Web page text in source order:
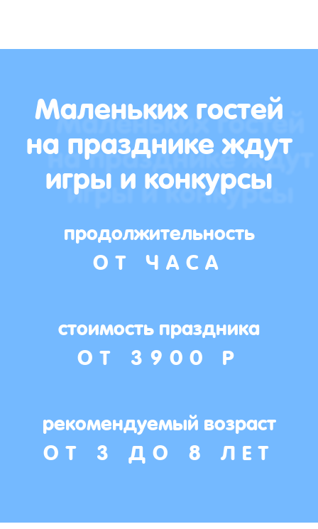
Маленьких гостей
на празднике ждут
игры и конкурсы
продолжительность
ОТ ЧАСА
стоимость праздника
ОТ 3900 Р
рекомендуемый возраст
ОТ 3 ДО 8 ЛЕТ